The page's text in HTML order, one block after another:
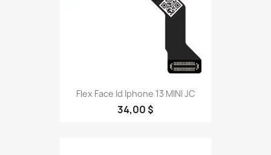
Flex Face Id Iphone 13 MINI JC
34,00 $